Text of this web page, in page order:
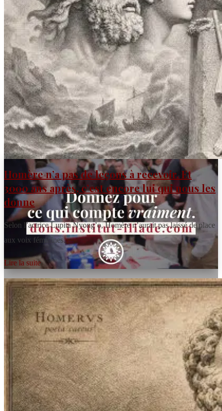
Bretagne
L’Institut Iliade s’installe de nouveau en Bretagne
pour sa formation générale d’octobre 2026 à mai
2027.
INFORMATIONS ET INSCRIPTION
En soutenant
l'Institut
Iliade...
Homère n’a pas de leçons à recevoir. Et
3000 ans après, c’est encore lui qui nous les
donne
Selon l’actrice Lupita Nyong’o, Homère n’aurait pas laissé de place
aux voix féminines.
Lire la suite